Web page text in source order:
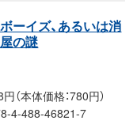
ーイズ、あるいは消
の謎
（本体価格：780円）
4-488-46821-7